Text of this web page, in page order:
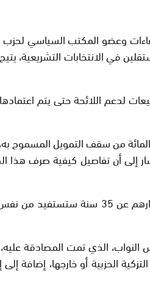
وعضو المكتب السياسي لحزب
ما يتعلق بالسماح للشباب أقل من 35 سنة
لدعم اللائحة حتى يتم
حملته الانتخابية. وأشار إلى أن
وكشف السكوري أيضا أن الأحزاب السياسية
الحزبية أو خارجها، إضافة